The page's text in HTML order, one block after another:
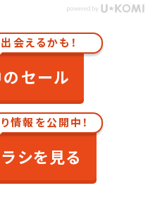
会えるかも！
セール
情報を公開中！
シを見る